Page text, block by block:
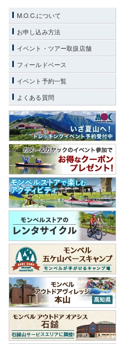
M.O.C.について
お申し込み方法
イベント・ツアー取扱店舗
フィールドベース
イベント予約一覧
よくある質問